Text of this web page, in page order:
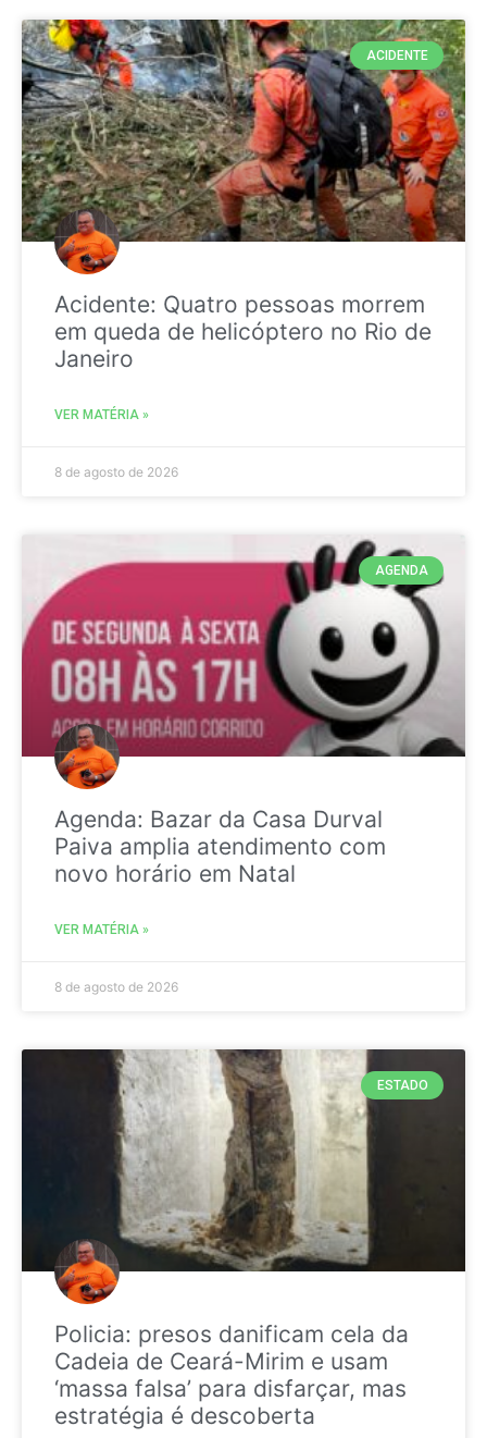
ACIDENTE
Acidente: Quatro pessoas morrem
em queda de helicóptero no Rio de
Janeiro
VER MATÉRIA »
8 de agosto de 2026
AGENDA
Agenda: Bazar da Casa Durval
Paiva amplia atendimento com
novo horário em Natal
VER MATÉRIA »
8 de agosto de 2026
ESTADO
Policia: presos danificam cela da
Cadeia de Ceará-Mirim e usam
‘massa falsa’ para disfarçar, mas
estratégia é descoberta